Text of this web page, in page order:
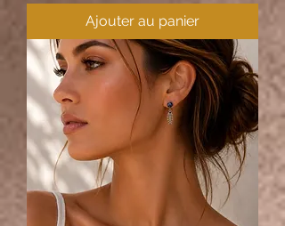
Ajouter au panier